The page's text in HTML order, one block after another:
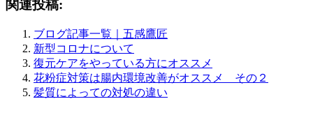
関連投稿:
ブログ記事一覧｜五感鷹匠
新型コロナについて
復元ケアをやっている方にオススメ
花粉症対策は腸内環境改善がオススメ その２
髪質によっての対処の違い